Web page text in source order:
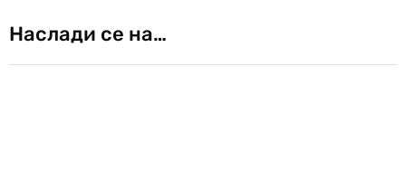
Наслади се на…